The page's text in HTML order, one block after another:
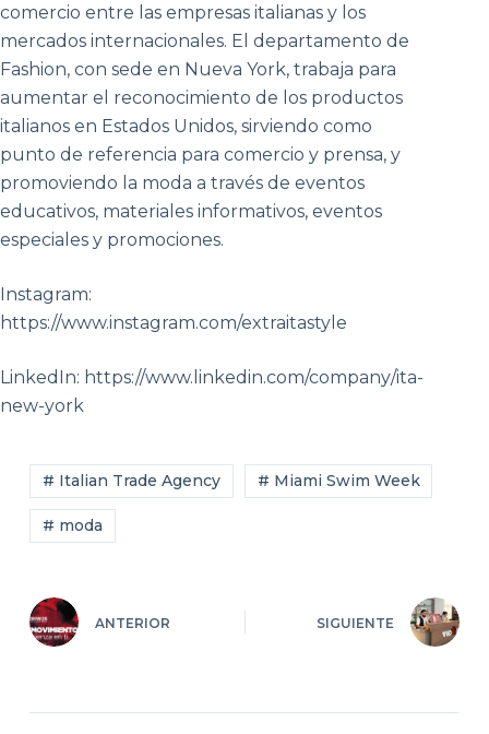
comercio entre las empresas italianas y los
mercados internacionales. El departamento de
Fashion, con sede en Nueva York, trabaja para
aumentar el reconocimiento de los productos
italianos en Estados Unidos, sirviendo como
punto de referencia para comercio y prensa, y
promoviendo la moda a través de eventos
educativos, materiales informativos, eventos
especiales y promociones.
Instagram:
https://www.instagram.com/extraitastyle
LinkedIn: https://www.linkedin.com/company/ita-
new-york
# Italian Trade Agency # Miami Swim Week
# moda
ANTERIOR SIGUIENTE